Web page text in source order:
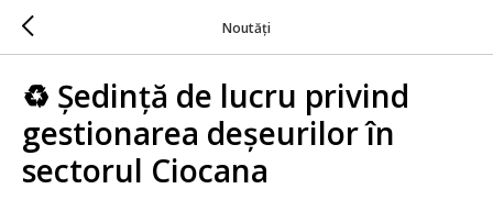
Noutăți
♻️ Ședință de lucru privind
gestionarea deșeurilor în
sectorul Ciocana